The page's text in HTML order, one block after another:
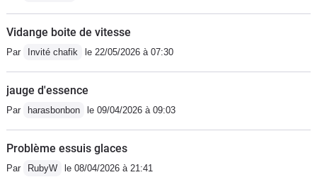
Vidange boite de vitesse
Par Invité chafik le 22/05/2026 à 07:30
jauge d'essence
Par harasbonbon le 09/04/2026 à 09:03
Problème essuis glaces
Par RubyW le 08/04/2026 à 21:41